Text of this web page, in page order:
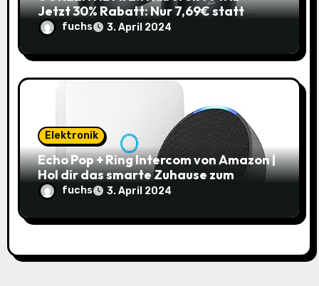
Jetzt 30% Rabatt: Nur 7,69€ statt
10,99€
fuchs 3. April 2024
Elektronik
Echo Pop + Ring Intercom von Amazon |
Hol dir das smarte Zuhause zum
Schnäppchenpreis!
fuchs 3. April 2024